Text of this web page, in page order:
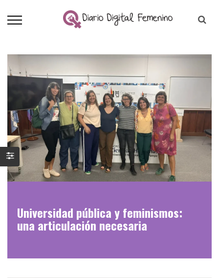
Universidad pública y feminismos:
una articulación necesaria